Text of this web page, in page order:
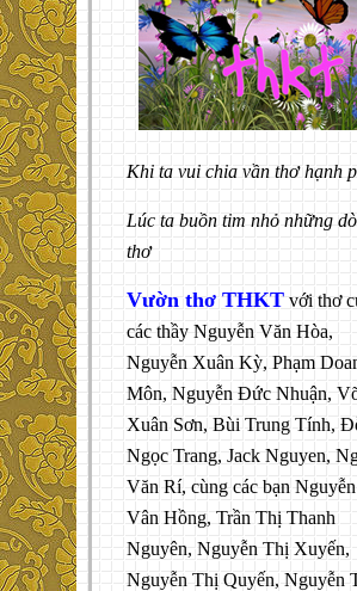
Khi ta vui chia vần thơ hạnh
Lúc ta buồn tim nhỏ những
thơ
Vườn thơ THKT với thơ
các thầy Nguyễn Văn Hòa,
Nguyễn Xuân Kỳ, Phạm
Môn, Nguyễn Đức Nhuận,
Xuân Sơn, Bùi Trung Tính,
Ngọc Trang, Jack Nguyen,
Văn Rí, cùng các bạn
Vân Hồng, Trần Thị Thanh
Nguyên, Nguyễn Thị Xuyến,
Nguyễn Thị Quyến, Nguyễn